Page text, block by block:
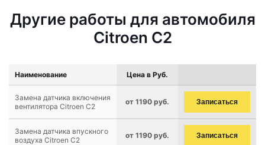
Другие работы для автомобиля
Citroen C2
Наименование Цена в Руб.
Замена датчика включения
вентилятора Citroen C2
от 1190 руб. Записаться
Замена датчика впускного
воздуха Citroen C2
от 1190 руб. Записаться